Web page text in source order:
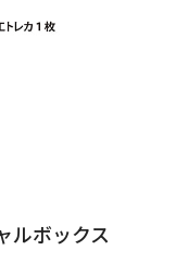
ルボックス